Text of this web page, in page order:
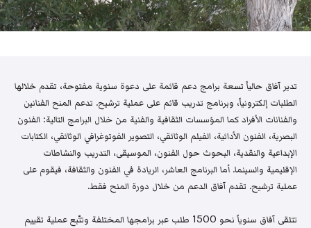
تدير آفاق حالياً تسعة برامج دعم قائمة على دعوة سنوية مفتوحة، تقدم خلالها
الطلبات إلكترونياً، وبرنامج تدريب قائم على عملية ترشيح. تدعم المنح الفنانين
والفنانات الأفراد كما المؤسسات الثقافية والفنية من خلال البرامج التالية: الفنون
البصرية، الفنون الأدائية، الفيلم الوثائقي، التصوير الفوتوغرافي الوثائقي، الكتابات
الإبداعية والنقدية، البحوث حول الفنون، الموسيقى، التدريب والنشاطات
الإقليمية والسينما. أما البرنامج العاشر، الريادة في الفنون والثقافة، فيقوم على
عملية ترشيح. تقدم آفاق الدعم من خلال دورة المنح فقط.
تتلقى آفاق سنوياً نحو 1500 طلب عبر برامجها المختلفة وتتّبع عملية تقييم